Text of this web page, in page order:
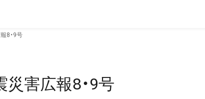
8・9号
害広報8・9号